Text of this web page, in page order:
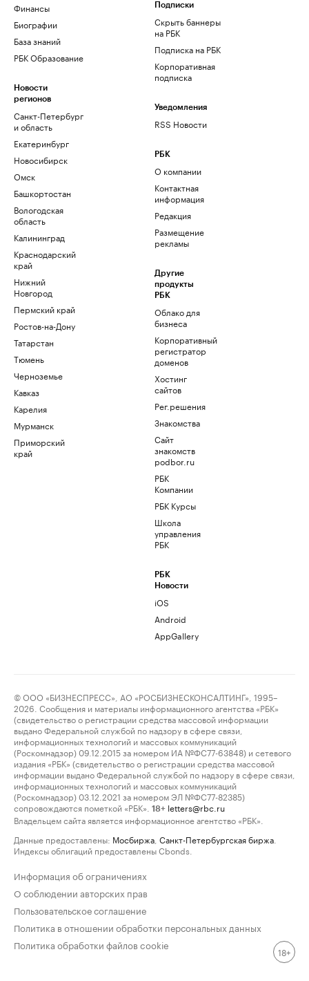
Финансы
Биографии
База знаний
РБК Образование
Новости
регионов
Санкт-Петербург
и область
Екатеринбург
Новосибирск
Омск
Башкортостан
Вологодская
область
Калининград
Краснодарский
край
Нижний
Новгород
Пермский край
Ростов-на-Дону
Татарстан
Тюмень
Черноземье
Кавказ
Карелия
Мурманск
Приморский
край
Подписки
Скрыть баннеры
на РБК
Подписка на РБК
Корпоративная
подписка
Уведомления
RSS Новости
РБК
О компании
Контактная
информация
Редакция
Размещение
рекламы
Другие
продукты
РБК
Облако для
бизнеса
Корпоративный
регистратор
доменов
Хостинг
сайтов
Рег.решения
Знакомства
Сайт
знакомств
podbor.ru
РБК
Компании
РБК Курсы
Школа
управления
РБК
РБК
Новости
iOS
Android
AppGallery
© ООО «БИЗНЕСПРЕСС», АО «РОСБИЗНЕСКОНСАЛТИНГ», 1995–
2026. Сообщения и материалы информационного агентства «РБК»
(свидетельство о регистрации средства массовой информации
выдано Федеральной службой по надзору в сфере связи,
информационных технологий и массовых коммуникаций
(Роскомнадзор) 09.12.2015 за номером ИА №ФС77-63848) и сетевого
издания «РБК» (свидетельство о регистрации средства массовой
информации выдано Федеральной службой по надзору в сфере связи,
информационных технологий и массовых коммуникаций
(Роскомнадзор) 03.12.2021 за номером ЭЛ №ФС77-82385)
сопровождаются пометкой «РБК».
18+ letters@rbc.ru
Владельцем сайта является информационное агентство «РБК».
Данные предоставлены: Мосбиржа Санкт-Петербургская биржа
Индексы облигаций предоставлены Cbonds.
Информация об ограничениях
О соблюдении авторских прав
Пользовательское соглашение
Политика в отношении обработки персональных данных
Политика обработки файлов cookie
18+